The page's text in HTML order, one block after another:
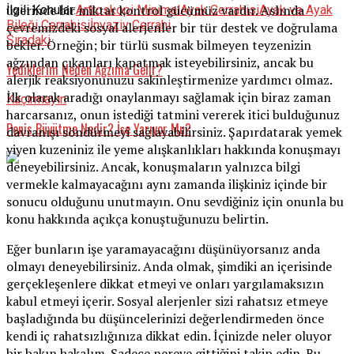
İlgili Konular:Artroskopi MinimalAyak CerrahisiAyak ve Ayak
Bileği Cerrahisiİnvaziv Cerrahi
Sıradaki
Yediklerim Neden Ağzıma Gelir?
Kaçırmayın
Penis Büyütme Nedir? İşe Yarıyor Mu?
üzerinde bir miktar kontrol gücümüz vardır. Aslında
çevremizdeki sosyal alerjenler bir tür destek ve doğrulama
bekler. Örneğin; bir türlü susmak bilmeyen teyzenizin
ağzından çıkanları kapatmak isteyebilirsiniz, ancak bu
alerjik reaksiyonunuzu sakinleştirmenize yardımcı olmaz.
İlk olarak aradığı onaylanmayı sağlamak için biraz zaman
harcarsanız, onun istediği tatmini vererek itici bulduğunuz
davranışı söndürmeyi sağlayabilirsiniz. Şapırdatarak yemek
yiyen kuzeniniz ile yeme alışkanlıkları hakkında konuşmayı
deneyebilirsiniz. Ancak, konuşmaların yalnızca bilgi
vermekle kalmayacağını aynı zamanda ilişkiniz içinde bir
sonucu olduğunu unutmayın. Onu sevdiğiniz için onunla bu
konu hakkında açıkça konuştuğunuzu belirtin.
Eğer bunların işe yaramayacağını düşünüyorsanız anda
olmayı deneyebilirsiniz. Anda olmak, şimdiki an içerisinde
gerçekleşenlere dikkat etmeyi ve onları yargılamaksızın
kabul etmeyi içerir. Sosyal alerjenler sizi rahatsız etmeye
başladığında bu düşüncelerinizi değerlendirmeden önce
kendi iç rahatsızlığınıza dikkat edin. İçinizde neler oluyor